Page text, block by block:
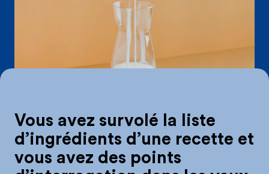
Vous avez survolé la liste
d’ingrédients d’une recette et
vous avez des points